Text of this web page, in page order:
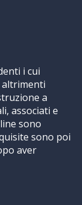
i cui
altrimenti
a
associati e
sono
sono poi
aver